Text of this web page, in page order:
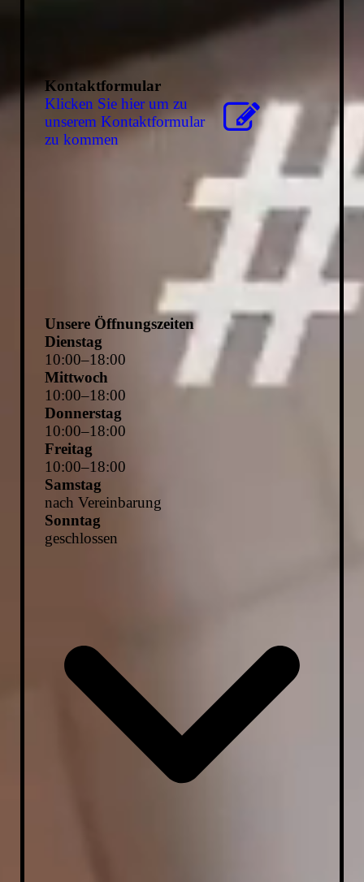
Kontaktformular
Klicken Sie hier um zu
unserem Kon­takt­for­mu­lar
zu kommen
Unsere Öffnungszeiten
Dienstag
10:00–18:00
Mittwoch
10:00–18:00
Donnerstag
10:00–18:00
Freitag
10:00–18:00
Samstag
nach Vereinbarung
Sonntag
geschlossen